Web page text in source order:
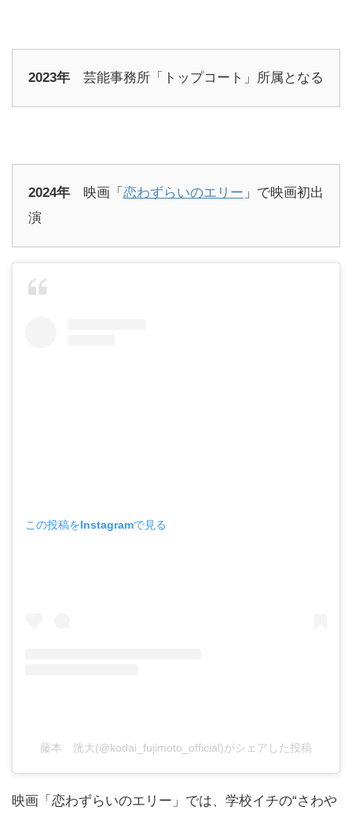
2023年 芸能事務所「トップコート」所属となる
2024年 映画「 恋わずらいのエリー 」で映画初出
演
この投稿をInstagramで見る
藤本 洸大(@kodai_fujimoto_official)がシェアした投稿
映画「恋わずらいのエリー」では、学校イチの“さわや